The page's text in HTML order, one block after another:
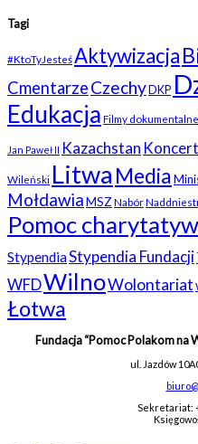
Tagi
#KtoTyJesteśAktywizacja
CmentarzeCzechyDKP
Edukacja Filmy dokumentalne
Jan Paweł II Kazachstan Koncert
Wileński Litwa Media
MołdawiaMSZ Nabór
Pomoc
StypendiaStypendia Fundacji
WFDWilnoWolontariat
Łotwa
Fundacja “Pomoc Polakom na
ul. Jazdów 10A
Sekretariat: